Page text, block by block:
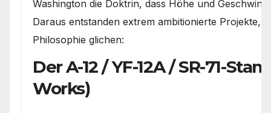
Washington die Doktrin, dass Höhe und
Daraus entstanden extrem ambitionierte Projekte,
Philosophie glichen:
Der A-12 / YF-12A / SR-71-
Works)